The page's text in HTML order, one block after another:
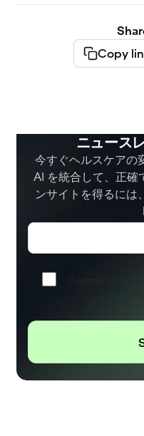
Copy
ニュース
今すぐヘルスケアの
AI を統合して、正確
ンサイトを得るには
I agree to